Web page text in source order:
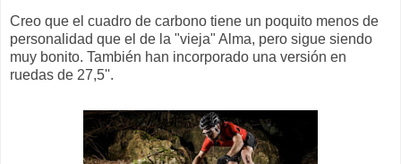
Creo que el cuadro de carbono tiene un poquito menos de
personalidad que el de la "vieja" Alma, pero sigue siendo
muy bonito. También han incorporado una versión en
ruedas de 27,5''.